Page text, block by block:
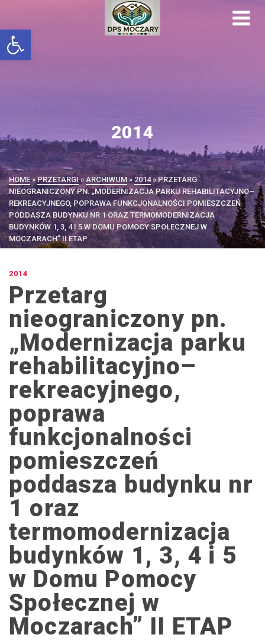
Otwórz pasek narzędzi
2014
HOME » PRZETARGI » ARCHIWUM » 2014 » PRZETARG
NIEOGRANICZONY PN. „MODERNIZACJA PARKU REHABILITACYJNO–
REKREACYJNEGO, POPRAWA FUNKCJONALNOŚCI POMIESZCZEŃ
PODDASZA BUDYNKU NR 1 ORAZ TERMOMODERNIZACJA
BUDYNKÓW 1, 3, 4 I 5 W DOMU POMOCY SPOŁECZNEJ W
MOCZARACH” II ETAP
2014
Przetarg
nieograniczony pn.
„Modernizacja parku
rehabilitacyjno–
rekreacyjnego,
poprawa
funkcjonalności
pomieszczeń
poddasza budynku nr
1 oraz
termomodernizacja
budynków 1, 3, 4 i 5
w Domu Pomocy
Społecznej w
Moczarach” II ETAP